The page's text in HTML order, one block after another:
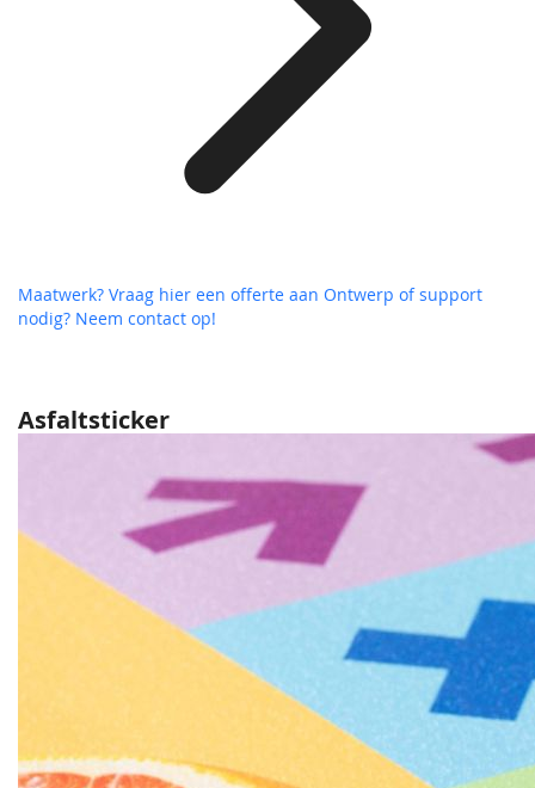
Asfaltsticker
Maatwerk? Vraag hier een offerte aan Ontwerp of support
nodig? Neem contact op!